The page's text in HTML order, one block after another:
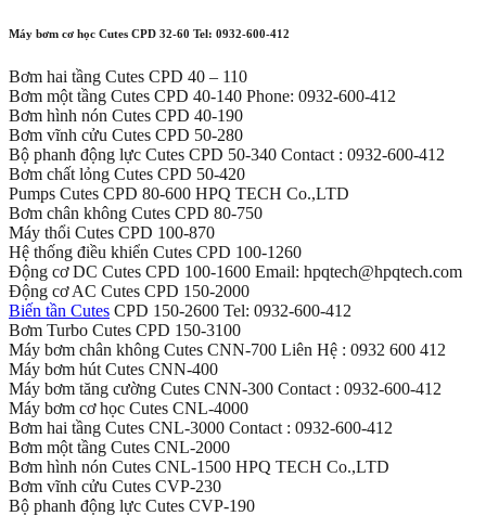
Máy bơm cơ học Cutes CPD 32-60 Tel: 0932-600-412
Bơm hai tầng Cutes CPD 40 – 110
Bơm một tầng Cutes CPD 40-140 Phone: 0932-600-412
Bơm hình nón Cutes CPD 40-190
Bơm vĩnh cửu Cutes CPD 50-280
Bộ phanh động lực Cutes CPD 50-340 Contact : 0932-600-412
Bơm chất lỏng Cutes CPD 50-420
Pumps Cutes CPD 80-600 HPQ TECH Co.,LTD
Bơm chân không Cutes CPD 80-750
Máy thổi Cutes CPD 100-870
Hệ thống điều khiển Cutes CPD 100-1260
Động cơ DC Cutes CPD 100-1600 Email: hpqtech@hpqtech.com
Động cơ AC Cutes CPD 150-2000
Biến tần Cutes CPD 150-2600 Tel: 0932-600-412
Bơm Turbo Cutes CPD 150-3100
Máy bơm chân không Cutes CNN-700 Liên Hệ : 0932 600 412
Máy bơm hút Cutes CNN-400
Máy bơm tăng cường Cutes CNN-300 Contact : 0932-600-412
Máy bơm cơ học Cutes CNL-4000
Bơm hai tầng Cutes CNL-3000 Contact : 0932-600-412
Bơm một tầng Cutes CNL-2000
Bơm hình nón Cutes CNL-1500 HPQ TECH Co.,LTD
Bơm vĩnh cửu Cutes CVP-230
Bộ phanh động lực Cutes CVP-190